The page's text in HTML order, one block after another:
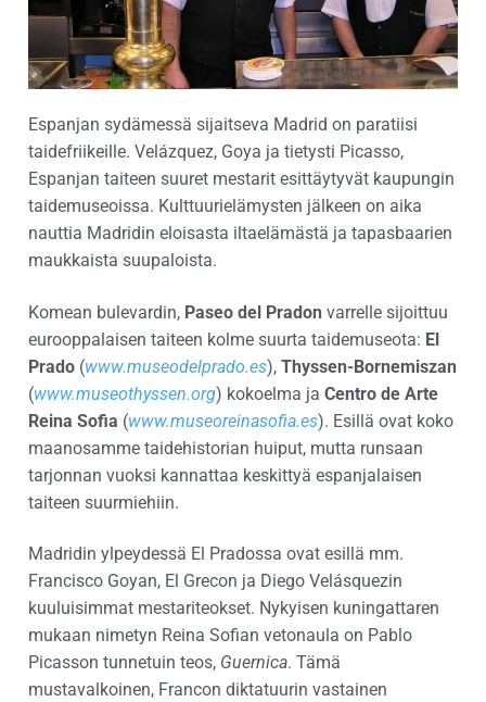
Espanjan sydämessä sijaitseva Madrid on paratiisi
taidefriikeille. Velázquez, Goya ja tietysti Picasso,
Espanjan taiteen suuret mestarit esittäytyvät kaupungin
taidemuseoissa. Kulttuurielämysten jälkeen on aika
nauttia Madridin eloisasta iltaelämästä ja tapasbaarien
maukkaista suupaloista.
Komean bulevardin, Paseo del Pradon varrelle sijoittuu
eurooppalaisen taiteen kolme suurta taidemuseota: El
Prado (www.museodelprado.es), Thyssen-Bornemiszan
(www.museothyssen.org) kokoelma ja Centro de Arte
Reina Sofia (www.museoreinasofia.es). Esillä ovat koko
maanosamme taidehistorian huiput, mutta runsaan
tarjonnan vuoksi kannattaa keskittyä espanjalaisen
taiteen suurmiehiin.
Madridin ylpeydessä El Pradossa ovat esillä mm.
Francisco Goyan, El Grecon ja Diego Velásquezin
kuuluisimmat mestariteokset. Nykyisen kuningattaren
mukaan nimetyn Reina Sofian vetonaula on Pablo
Picasson tunnetuin teos, Guernica. Tämä
mustavalkoinen, Francon diktatuurin vastainen